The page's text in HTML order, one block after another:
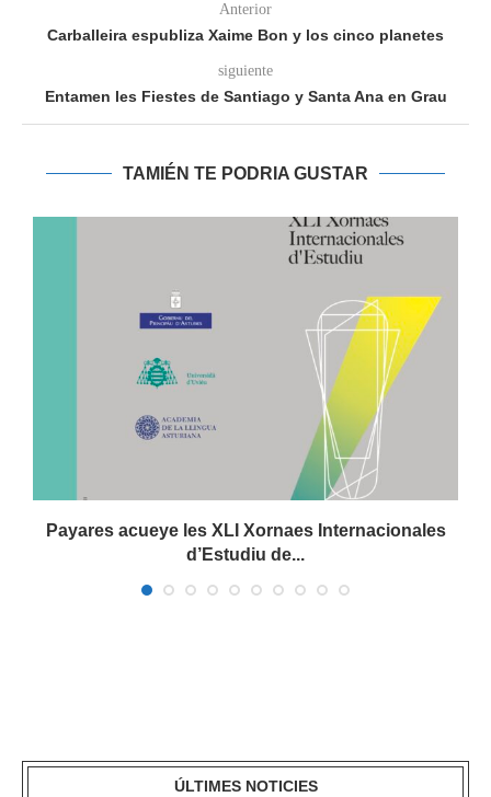
Anterior
Carballeira espubliza Xaime Bon y los cinco planetes
siguiente
Entamen les Fiestes de Santiago y Santa Ana en Grau
TAMIÉN TE PODRIA GUSTAR
Payares acueye les XLI Xornaes Internacionales
d’Estudiu de...
ÚLTIMES NOTICIES